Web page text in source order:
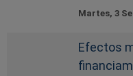
Martes, 3
Efectos